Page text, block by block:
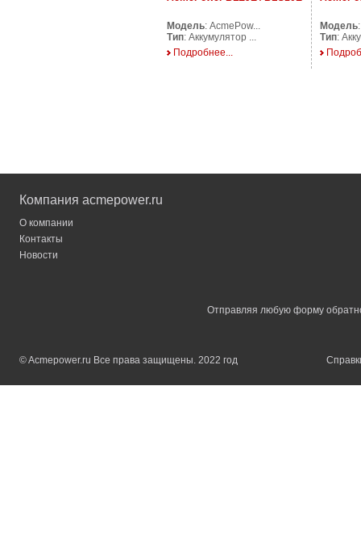
Модель: AcmePow...
Тип: Аккумулятор ...
Подробнее...
Модель
Тип:
Компания acmepower.ru
О компании
Контакты
Новости
Отправляя любую форму
© Acmepower.ru Все права защищены. 2022 год